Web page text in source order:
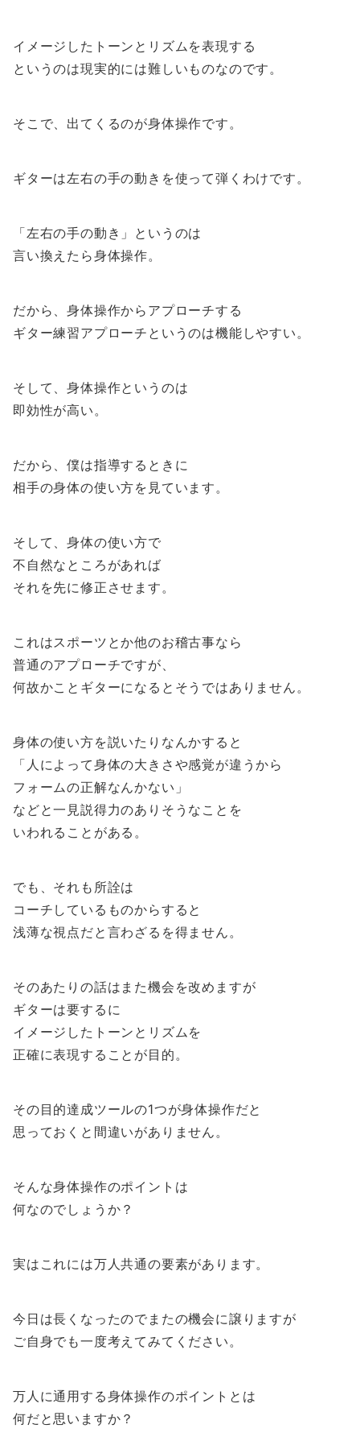
イメージしたトーンとリズムを表現する
というのは現実的には難しいものなのです。
そこで、出てくるのが身体操作です。
ギターは左右の手の動きを使って弾くわけです。
「左右の手の動き」というのは
言い換えたら身体操作。
だから、身体操作からアプローチする
ギター練習アプローチというのは機能しやすい。
そして、身体操作というのは
即効性が高い。
だから、僕は指導するときに
相手の身体の使い方を見ています。
そして、身体の使い方で
不自然なところがあれば
それを先に修正させます。
これはスポーツとか他のお稽古事なら
普通のアプローチですが、
何故かことギターになるとそうではありません。
身体の使い方を説いたりなんかすると
「人によって身体の大きさや感覚が違うから
フォームの正解なんかない」
などと一見説得力のありそうなことを
いわれることがある。
でも、それも所詮は
コーチしているものからすると
浅薄な視点だと言わざるを得ません。
そのあたりの話はまた機会を改めますが
ギターは要するに
イメージしたトーンとリズムを
正確に表現することが目的。
その目的達成ツールの1つが身体操作だと
思っておくと間違いがありません。
そんな身体操作のポイントは
何なのでしょうか？
実はこれには万人共通の要素があります。
今日は長くなったのでまたの機会に譲りますが
ご自身でも一度考えてみてください。
万人に通用する身体操作のポイントとは
何だと思いますか？